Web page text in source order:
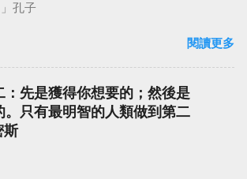
孔子
閱讀更多
：先是獲得你想要的；然後是
。只有最明智的人類做到第二
斯